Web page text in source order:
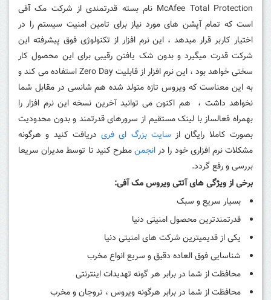
McAfee Total Protection نام بسته قدرتمندی از شرکت مک آفی
است که تمام آپشن های مورد نیاز برای تامین امنیت سیستم را در
اختیار کاربر قرار میدهد ، این نرم افزار از تکنولوژی فوق پیشرفته این
شرکت قدرت میگیرد و بدون شک یافتن رقیبی برای این محصول کار
سختی خواهد بود ، این نرم افزار از قابلیت Zero Day استفاده می کند و
به این معناست که ویروس تازه متولد شده هم شانسی در مقابل شما
نخواهد داشت ، هم اکنون می توانید آخرین نسخه این نرم افزار را
بهمراه فعالساز با لینک مستقیم از سرورهای قدرتمند و بدون محدودیت
بصورت کاملا رایگان از سایت بزرگ ای فریدریافت کنید و هرگونه
مشکلات نرم افزاری خود را درانجمنمطرح کنید تا توسط مدیران سریعا
بررسی و رفع گردد.
برخی از ویژگی های آتتی ویروس مک آفی:
بسیار سریع و سبک
قدرتمندترین محصول امنیتی دنیا
یکی از قدیمیترین شرکت های امنیتی دنیا
شناسایی فوق العاده دقیق و سریع انواع مخرب
محافظت از شما در برابر هر گونه تهدیدات اینترنتی
محافظت از شما در برابر هرگونه ویروس ، تروجان و مخرب